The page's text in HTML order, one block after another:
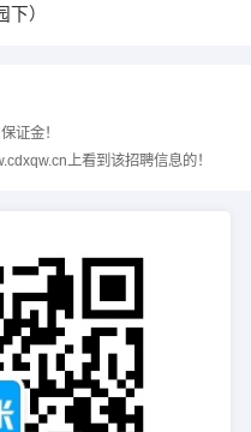
下）
证金！
上看到该招聘信息的！